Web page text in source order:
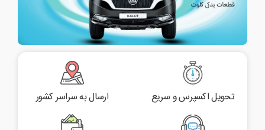
تحویل اکسپرس و سریع ارسال به سراسر کشور